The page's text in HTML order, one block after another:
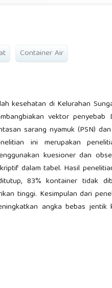
Container Air
kesehatan di Kelurahan
vektor penyebab
sarang nyamuk (PSN)
ini merupakan
kuesioner dan
dalam tabel. Hasil
83% kontainer tidak
tinggi. Kesimpulan dari
angka bebas